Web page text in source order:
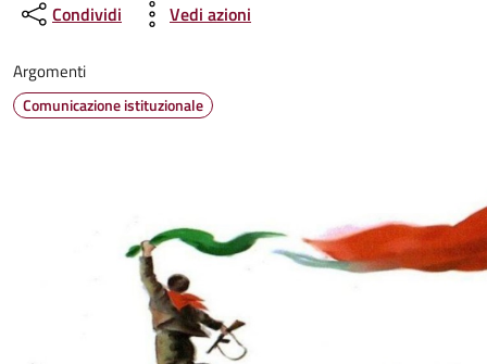
Condividi Vedi azioni
Argomenti
Comunicazione istituzionale